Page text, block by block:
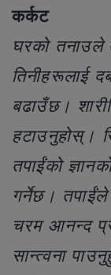
कर्कट
घरको तनाउले
तिनीहरूलाई
बढाउँछ।
हटाउनुहोस्।
तपाईंको
गर्नेछ।
चरम आनन्द
सान्त्वना